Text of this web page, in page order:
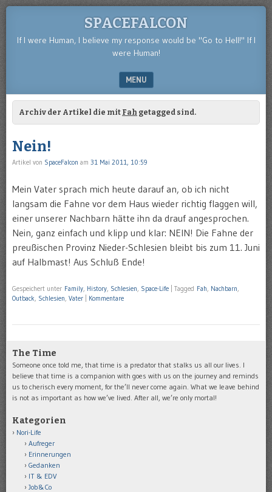
SPACEFALCON
If I were Human, I believe my response would be "Go to Hell!" If I
were Human!
MENU
SKIP TO CONTENT
Archiv der Artikel die mit Fah getagged sind.
Nein!
Artikel von SpaceFalcon am 31 Mai 2011, 10:59
Mein Vater sprach mich heute darauf an, ob ich nicht
langsam die Fahne vor dem Haus wieder richtig flaggen will,
einer unserer Nachbarn hätte ihn da drauf angesprochen.
Nein, ganz einfach und klipp und klar: NEIN! Die Fahne der
preußischen Provinz Nieder-Schlesien bleibt bis zum 11. Juni
auf Halbmast! Aus Schluß Ende!
Gespeichert unter Family, History, Schlesien, Space-Life Tagged Fah, Nachbarn,
Outback, Schlesien, Vater Kommentare
The Time
Someone once told me, that time is a predator that stalks us all our lives. I
believe that time is a companion with goes with us on the journey and reminds
us to cherisch every moment, for the’ll never come again. What we leave behind
is not as important as how we’ve lived. After all, we’re only mortal!
Kategorien
Nori-Life
Aufreger
Erinnerungen
Gedanken
IT & EDV
Job&Co